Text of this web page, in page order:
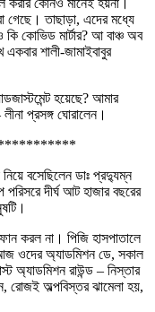
করার কোনও মানেই হয়না।
তাছাড়া, এদের মধ্যে
কি কোভিড মার্টার? আ বাঞ্চ অব
শালী-জামাইবাবুর
হয়েছে? আমার
প্রসঙ্গ ঘোরালেন।
বসেছিলেন ডাঃ প্রদ্যুম্ন
দীর্ঘ আট হাজার বছরের
করল না। পিজি হাসপাতালে
আজ ওদের অ্যাডমিশন ডে, সকাল
অ্যাডমিশন রাউন্ড – নিস্তার
রোজই অল্পবিস্তর ঝামেলা হয়,